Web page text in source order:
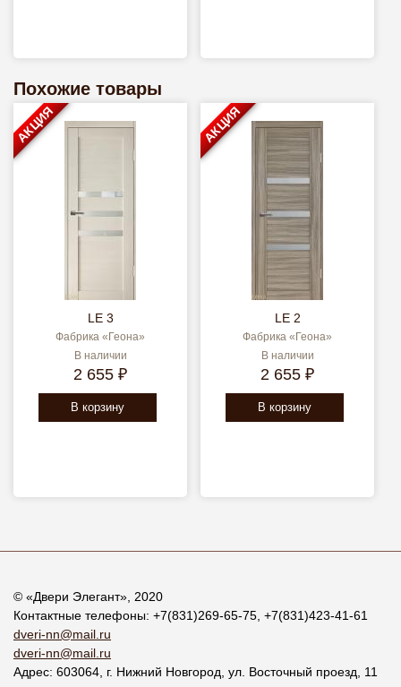
Похожие товары
LE 3
Фабрика «Геона»
В наличии
2 655 ₽
В корзину
АКЦИЯ
LE 2
Фабрика «Геона»
В наличии
2 655 ₽
В корзину
АКЦИЯ
© «Двери Элегант», 2020
Контактные телефоны: +7(831)269-65-75 +7(831)423-41-61
dveri-nn@mail.ru
dveri-nn@mail.ru
Адрес: 603064 , г. Нижний Новгород ул. Восточный проезд, 11